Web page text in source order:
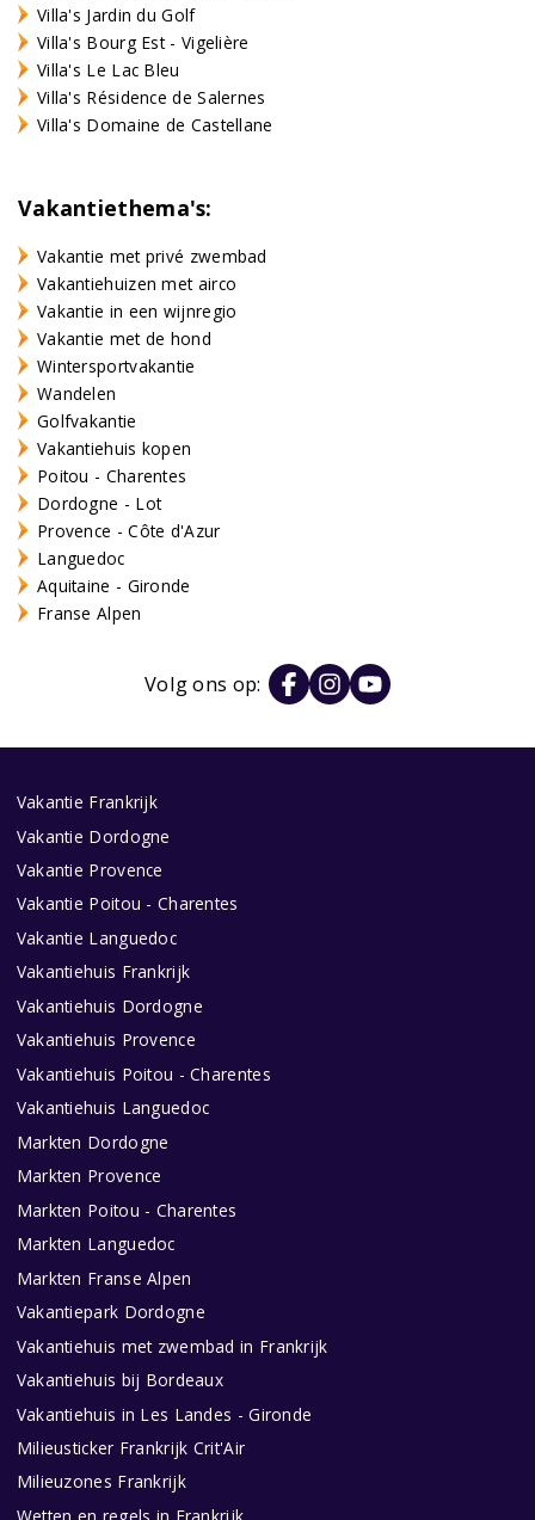
Villa's Jardin du Golf
Villa's Bourg Est - Vigelière
Villa's Le Lac Bleu
Villa's Résidence de Salernes
Villa's Domaine de Castellane
Vakantiethema's:
Vakantie met privé zwembad
Vakantiehuizen met airco
Vakantie in een wijnregio
Vakantie met de hond
Wintersportvakantie
Wandelen
Golfvakantie
Vakantiehuis kopen
Poitou - Charentes
Dordogne - Lot
Provence - Côte d'Azur
Languedoc
Aquitaine - Gironde
Franse Alpen
Volg ons op:
Vakantie Frankrijk
Vakantie Dordogne
Vakantie Provence
Vakantie Poitou - Charentes
Vakantie Languedoc
Vakantiehuis Frankrijk
Vakantiehuis Dordogne
Vakantiehuis Provence
Vakantiehuis Poitou - Charentes
Vakantiehuis Languedoc
Markten Dordogne
Markten Provence
Markten Poitou - Charentes
Markten Languedoc
Markten Franse Alpen
Vakantiepark Dordogne
Vakantiehuis met zwembad in Frankrijk
Vakantiehuis bij Bordeaux
Vakantiehuis in Les Landes - Gironde
Milieusticker Frankrijk Crit'Air
Milieuzones Frankrijk